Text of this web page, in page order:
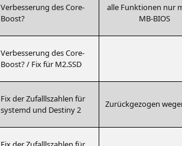
Ver­bes­se­rung des Core-
Boost?
alle Funk­tio­nen nur
MB-BIOS
Ver­bes­se­rung des Core-
Boost? / Fix für M2.SSD
Fix der Zufallls­zah­len für
sys­temd und Desti­ny 2
Zurück­ge­zo­gen